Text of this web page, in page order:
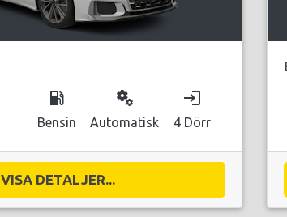
local_gas_station
Bensin
miscellaneous_services
Automatisk
login
4 Dörr
VISA DETALJER...